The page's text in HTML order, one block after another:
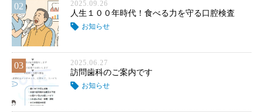
02 2025.09.26
人生１００年時代！食べる力を守る口腔検査
お知らせ
03 2025.06.27
訪問歯科のご案内です
お知らせ